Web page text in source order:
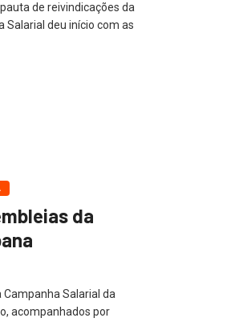
de reivindicações da
Salarial deu início com as
da
Salarial da
acompanhados por